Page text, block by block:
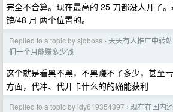
完全不合算。现在最高的 25 刀都没人开了
镑/48 月 两个位置的。
Replied to a topic by sjqboss › 天天有人推广中转
们一个月能赚多少钱
这个就是看黑不黑，不黑赚不了多少，甚至
方面，代冲、代开卡什么的的确能获利
Replied to a topic by ldy619354397 › 现在在国内